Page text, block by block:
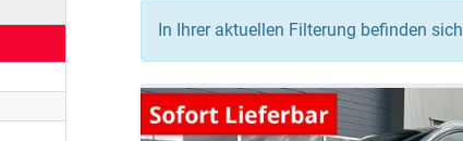
In Ihrer aktuellen Filterung befinden sich